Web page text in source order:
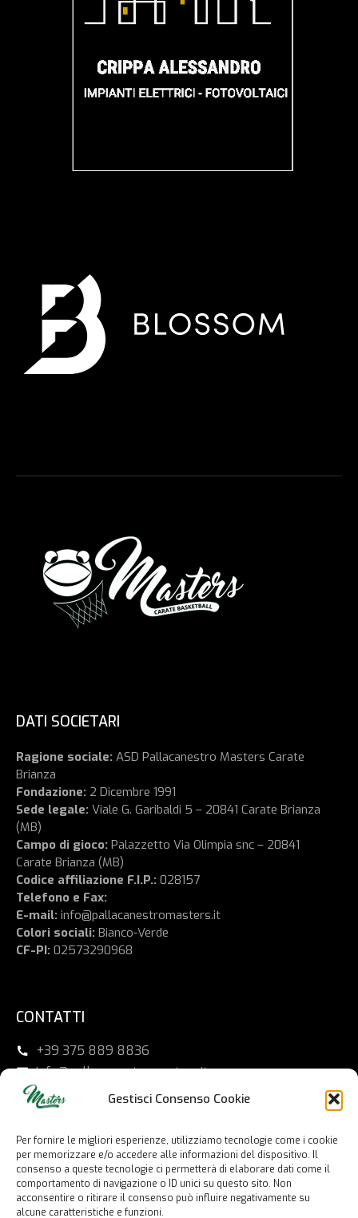
Gestisci Consenso Cookie
Per fornire le migliori esperienze, utilizziamo tecnologie come i cookie
per memorizzare e/o accedere alle informazioni del dispositivo. Il
consenso a queste tecnologie ci permetterà di elaborare dati come il
comportamento di navigazione o ID unici su questo sito. Non
acconsentire o ritirare il consenso può influire negativamente su
alcune caratteristiche e funzioni.
DATI SOCIETARI
Ragione sociale: ASD Pallacanestro Masters Carate
Brianza
Fondazione: 2 Dicembre 1991
Sede legale: Viale G. Garibaldi 5 – 20841 Carate Brianza
(MB)
Campo di gioco: Palazzetto Via Olimpia snc – 20841
Carate Brianza (MB)
Codice affiliazione F.I.P.: 028157
Telefono e Fax:
E-mail: info@pallacanestromasters.it
Colori sociali: Bianco-Verde
CF-PI: 02573290968
CONTATTI
+39 375 889 8836
info@pallacanestromasters.it
Viale G. Garibaldi 5 – 20841 Carate Brianza (MB)
SEGUICI